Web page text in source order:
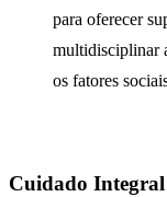
para oferecer
multidisciplinar
os fatores
Cuidado Integral